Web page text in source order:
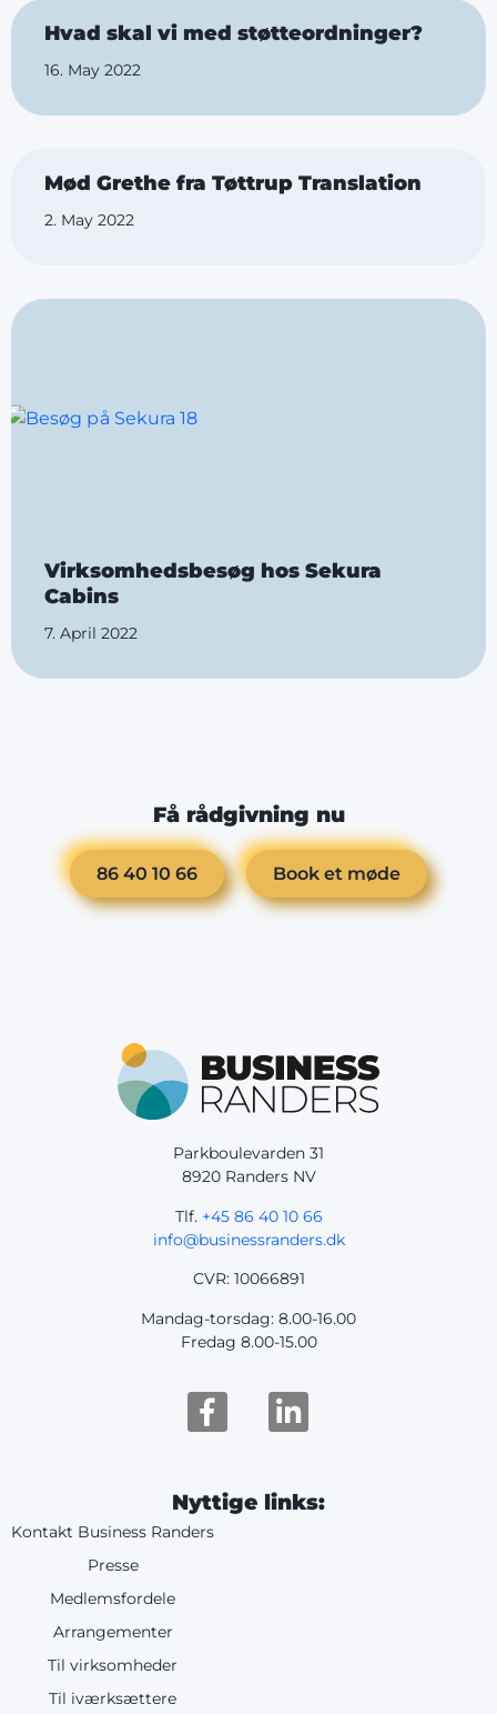
Hvad skal vi med støtteordninger?
16. May 2022
Mød Grethe fra Tøttrup Translation
2. May 2022
Virksomhedsbesøg hos Sekura
Cabins
7. April 2022
Få rådgivning nu
86 40 10 66 Book et møde
Parkboulevarden 31
8920 Randers NV
Tlf. +45 86 40 10 66
info@businessranders.dk
CVR: 10066891
Mandag-torsdag: 8.00-16.00
Fredag 8.00-15.00
Nyttige links:
Kontakt Business Randers
Presse
Medlemsfordele
Arrangementer
Til virksomheder
Til iværksættere